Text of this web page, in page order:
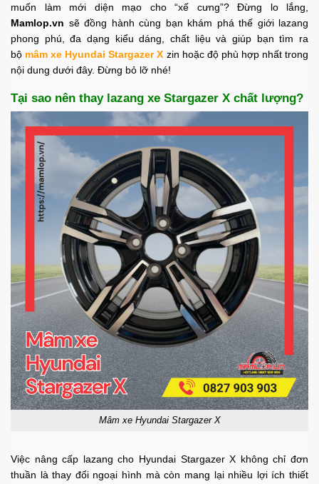
muốn làm mới diện mạo cho “xế cưng”? Đừng lo lắng,
Mamlop.vn sẽ đồng hành cùng bạn khám phá thế giới lazang
phong phú, đa dạng kiểu dáng, chất liệu và giúp bạn tìm ra
bộ mâm xe Hyundai Stargazer X zin hoặc độ phù hợp nhất trong
nội dung dưới đây. Đừng bỏ lỡ nhé!
Tại sao nên thay lazang xe Stargazer X chất lượng?
Mâm xe Hyundai Stargazer X
Việc nâng cấp lazang cho Hyundai Stargazer X không chỉ đơn
thuần là thay đổi ngoại hình mà còn mang lại nhiều lợi ích thiết